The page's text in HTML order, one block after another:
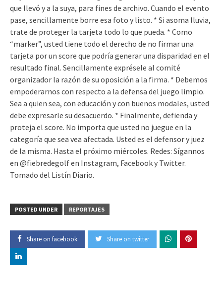
que llevó y a la suya, para fines de archivo. Cuando el evento
pase, sencillamente borre esa foto y listo. * Si asoma lluvia,
trate de proteger la tarjeta todo lo que pueda. * Como
“marker”, usted tiene todo el derecho de no firmar una
tarjeta por un score que podría generar una disparidad en el
resultado final. Sencillamente exprésele al comité
organizador la razón de su oposición a la firma. * Debemos
empoderarnos con respecto a la defensa del juego limpio.
Sea a quien sea, con educación y con buenos modales, usted
debe expresarle su desacuerdo. * Finalmente, defienda y
proteja el score. No importa que usted no juegue en la
categoría que sea vea afectada. Usted es el defensor y juez
de la misma. Hasta el próximo miércoles. Redes: Sígannos
en @fiebredegolf en Instagram, Facebook y Twitter.
Tomado del Listín Diario.
POSTED UNDER REPORTAJES
Share on facebook Share on twitter